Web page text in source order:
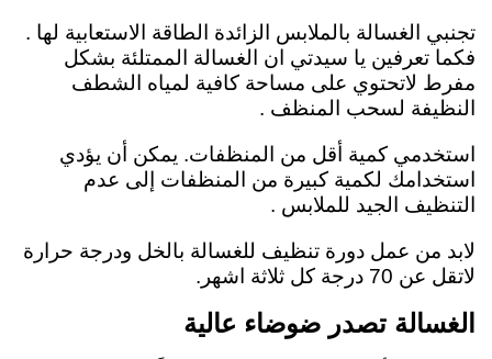
تجنبي الغسالة بالملابس الزائدة الطاقة الاستعابية لها .
فكما تعرفين يا سيدتي ان الغسالة الممتلئة بشكل
مفرط لاتحتوي على مساحة كافية لمياه الشطف
النظيفة لسحب المنظف .
استخدمي كمية أقل من المنظفات. يمكن أن يؤدي
استخدامك لكمية كبيرة من المنظفات إلى عدم
التنظيف الجيد للملابس .
لابد من عمل دورة تنظيف للغسالة بالخل ودرجة حرارة
لاتقل عن 70 درجة كل ثلاثة اشهر.
الغسالة تصدر ضوضاء عالية